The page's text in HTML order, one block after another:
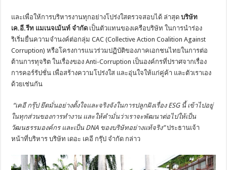
และเพื่อให้การบริหารงานทุกอย่างโปร่งใสตรวจสอบได้ ล่าสุดบริษัท
เค.อี.รีท แมเนจเม้นท์ จำกัด เป็นตัวแทนของเครือบริษัท ในการนำร่อง
ริเริ่มยื่นความจำนงค์ต่อกลุ่ม CAC (Collective Action Coalition Against
Corruption) หรือโครงการแนวร่วมปฏิบัติของภาคเอกชนไทยในการต่อ
ต้านการทุจริต ในเรื่องของ Anti-Corruption เป็นองค์กรที่ปราศจากเรื่อง
การคอร์รัปชั่น เพื่อสร้างความโปร่งใส และอุ่นใจให้แก่คู่ค้า และตัวเราเอง
ด้วยเช่นกัน
“เคอี กรุ๊ป ยึดมั่นอย่างตั้งใจและจริงจังในการปลูกฝังเรื่องESG นี้ เข้าไปอยู่
ในทุกส่วนของการทำงาน และให้คำมั่นว่าเราจะพัฒนาต่อไปให้เป็น
วัฒนธรรมองค์กร และเป็น DNA ของบริษัทอย่างแท้จริง”ประธานเจ้า
หน้าที่บริหาร บริษัท เดอะ เคอี กรุ๊ป จำกัด กล่าว